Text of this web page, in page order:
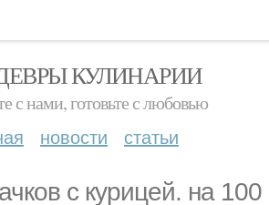
КУЛИНАРИИ
с нами, готовьте с любовью
новости статьи
с курицей. на